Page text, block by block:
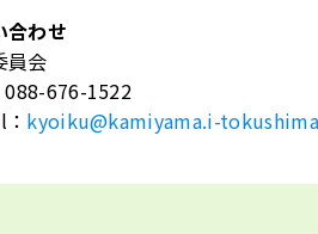
合わせ
員会
088-676-1522
kyoiku@kamiyama.i-